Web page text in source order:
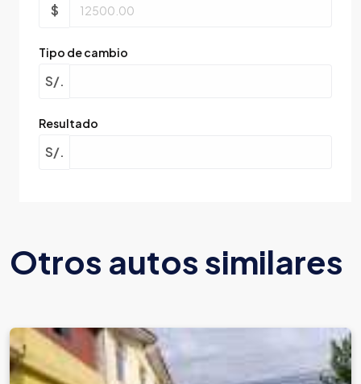
$
Tipo de cambio
S/.
Resultado
S/.
Otros autos similares